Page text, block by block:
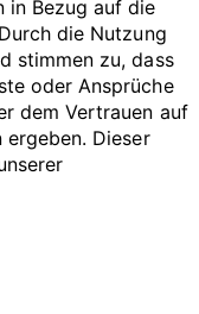
in Bezug auf die
die Nutzung
stimmen zu, dass
oder Ansprüche
dem Vertrauen auf
Dieser